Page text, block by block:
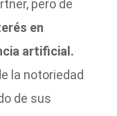
pero de
en
artificial.
la notoriedad
de sus